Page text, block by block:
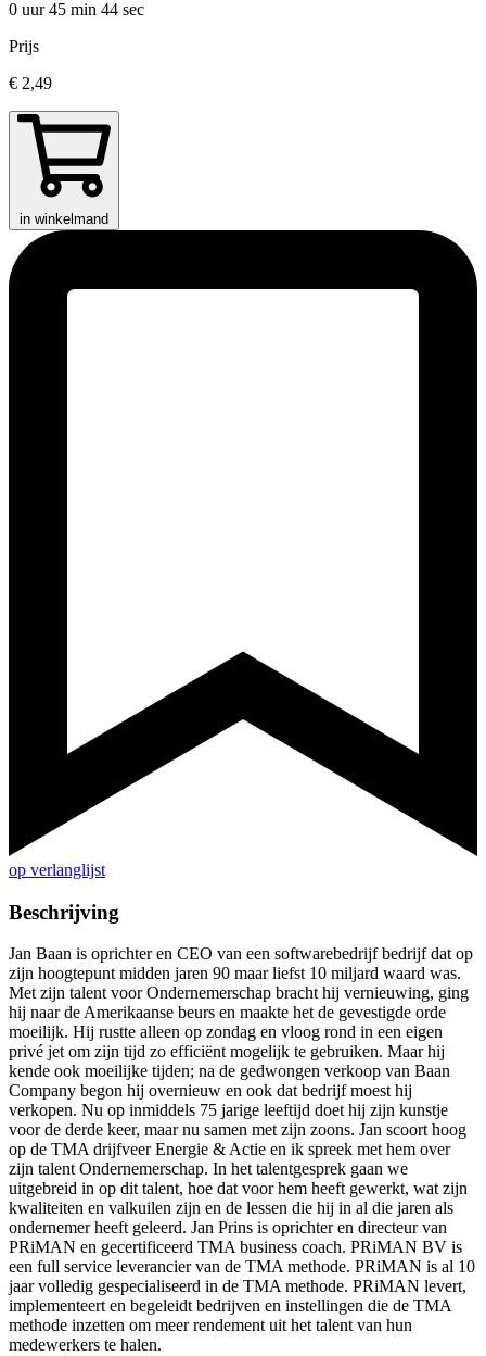
0 uur 45 min 44 sec
Prijs
€ 2,49
in winkelmand
op verlanglijst
Beschrijving
Jan Baan is oprichter en CEO van een softwarebedrijf bedrijf dat op
zijn hoogtepunt midden jaren 90 maar liefst 10 miljard waard was.
Met zijn talent voor Ondernemerschap bracht hij vernieuwing, ging
hij naar de Amerikaanse beurs en maakte het de gevestigde orde
moeilijk. Hij rustte alleen op zondag en vloog rond in een eigen
privé jet om zijn tijd zo efficiënt mogelijk te gebruiken. Maar hij
kende ook moeilijke tijden; na de gedwongen verkoop van Baan
Company begon hij overnieuw en ook dat bedrijf moest hij
verkopen. Nu op inmiddels 75 jarige leeftijd doet hij zijn kunstje
voor de derde keer, maar nu samen met zijn zoons. Jan scoort hoog
op de TMA drijfveer Energie & Actie en ik spreek met hem over
zijn talent Ondernemerschap. In het talentgesprek gaan we
uitgebreid in op dit talent, hoe dat voor hem heeft gewerkt, wat zijn
kwaliteiten en valkuilen zijn en de lessen die hij in al die jaren als
ondernemer heeft geleerd. Jan Prins is oprichter en directeur van
PRiMAN en gecertificeerd TMA business coach. PRiMAN BV is
een full service leverancier van de TMA methode. PRiMAN is al 10
jaar volledig gespecialiseerd in de TMA methode. PRiMAN levert,
implementeert en begeleidt bedrijven en instellingen die de TMA
methode inzetten om meer rendement uit het talent van hun
medewerkers te halen.